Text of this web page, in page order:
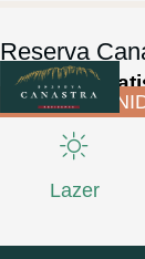
ÚLTIMAS
Reserva
São João
Lazer